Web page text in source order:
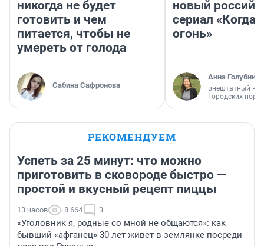
никогда не будет
готовить и чем
питается, чтобы не
умереть от голода
Сабина Сафронова
новый
сериал «Когда
огонь»
Анна
внештатный
Городских
РЕКОМЕНДУЕМ
Успеть за 25 минут: что можно
приготовить в сковороде быстро —
простой и вкусный рецепт пиццы
13 часов 8 664 3
«Уголовник я, родные со мной не общаются»: как
бывший «афганец» 30 лет живет в землянке посреди